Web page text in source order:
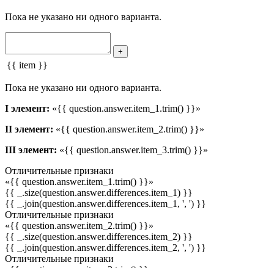
Пока не указано ни одного варианта.
+
{{ item }}
Пока не указано ни одного варианта.
I элемент: «{{ question.answer.item_1.trim() }}»
II элемент: «{{ question.answer.item_2.trim() }}»
III элемент: «{{ question.answer.item_3.trim() }}»
Отличительные признаки
«{{ question.answer.item_1.trim() }}»
{{ _.size(question.answer.differences.item_1) }}
{{ _.join(question.answer.differences.item_1, ', ') }}
Отличительные признаки
«{{ question.answer.item_2.trim() }}»
{{ _.size(question.answer.differences.item_2) }}
{{ _.join(question.answer.differences.item_2, ', ') }}
Отличительные признаки